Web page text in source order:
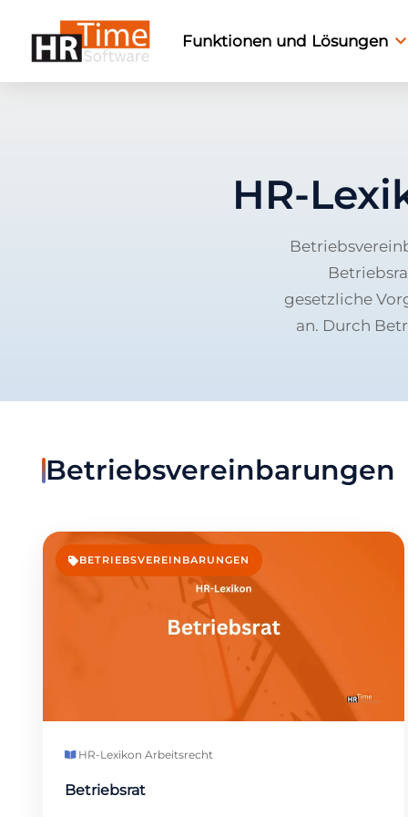
Funktionen und Lösungen
HR-
gesetzliche
an. Durch
Betriebsvereinbarungen
BETRIEBSVEREINBARUNGEN
HR-Lexikon·Arbeitsrecht
Betriebsrat